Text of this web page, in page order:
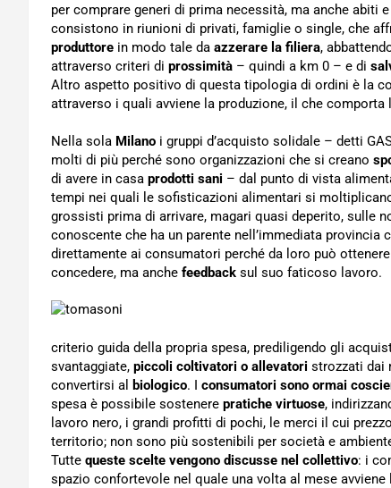
per comprare generi di prima necessità, ma anche abiti
consistono in riunioni di privati, famiglie o single, che
produttore in modo tale da azzerare la filiera,
attraverso criteri di prossimità – quindi a km 0 – e di
Altro aspetto positivo di questa tipologia di ordini è la
attraverso i quali avviene la produzione, il che comporta
Nella sola Milano i gruppi d’acquisto solidale – detti
molti di più perché sono organizzazioni che si creano
di avere in casa prodotti sani – dal punto di vista
tempi nei quali le sofisticazioni alimentari si
grossisti prima di arrivare, magari quasi deperito, sulle
conoscente che ha un parente nell’immediata provincia
direttamente ai consumatori perché da loro può ottenere
concedere, ma anche feedback sul suo faticoso lavoro.
criterio guida della propria spesa, prediligendo gli
svantaggiate, piccoli coltivatori o allevatori strozzati dai
convertirsi al biologico. I consumatori sono ormai
spesa è possibile sostenere pratiche virtuose,
lavoro nero, i grandi profitti di pochi, le merci il cui
territorio; non sono più sostenibili per società e
Tutte queste scelte vengono discusse nel collettivo: i
spazio confortevole nel quale una volta al mese